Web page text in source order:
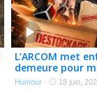
L’ARCOM met
demeure pour
au pluralisme –
Humour · 18 juin,